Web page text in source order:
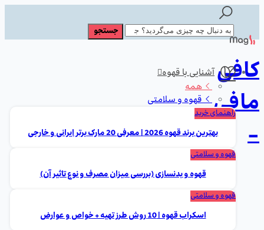
کافی
مافی
-
آشنایی با قهوه
همه
قهوه و سلامتی
راهنمای خرید
بهترین برند قهوه 2026 | معرفی 20 مارک برتر ایرانی و خارجی
قهوه و سلامتی
قهوه و بدنسازی (بررسی میزان مصرف و نوع تاثیر آن)
قهوه و سلامتی
اسکراب قهوه | 10 روش طرز تهیه + خواص و عوارض